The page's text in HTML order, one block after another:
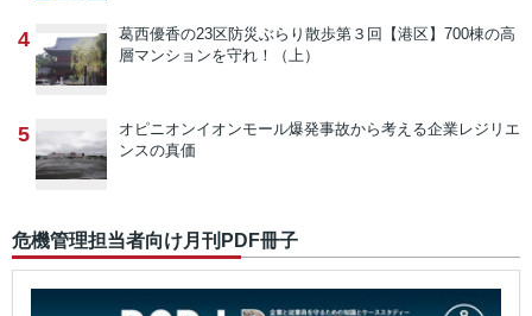
4 葛西優香の23区防災ぶらり散歩第３回【港区】700棟の高
層マンションを守れ！（上）
5 オピニオンイオンモール爆発事故から考える企業レジリエ
ンスの真価
危機管理担当者向け月刊PDF冊子